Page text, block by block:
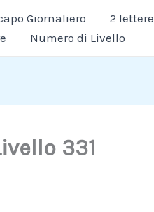
Giornaliero 2 lettere
Numero di Livello
331